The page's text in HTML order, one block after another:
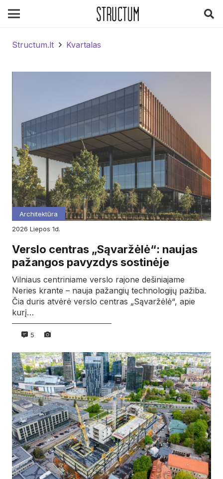
Structum.lt Kvartalas
Architektūra
2026
liepos 1d.
Verslo centras „Sąvaržėlė“: naujas
pažangos pavyzdys sostinėje
Vilniaus centriniame verslo rajone dešiniajame
Neries krante – nauja pažangių technologijų pažiba.
Čia duris atvėrė verslo centras „Sąvaržėlė“, apie
kurį…
5